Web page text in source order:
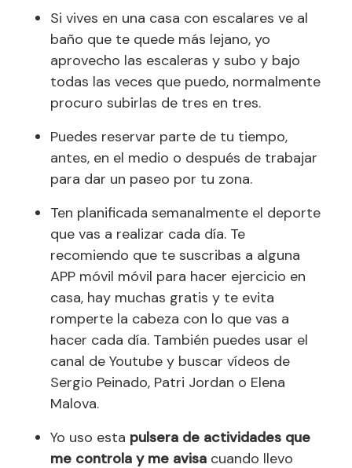
Si vives en una casa con escalares ve al
baño que te quede más lejano, yo
aprovecho las escaleras y subo y bajo
todas las veces que puedo, normalmente
procuro subirlas de tres en tres.
Puedes reservar parte de tu tiempo,
antes, en el medio o después de trabajar
para dar un paseo por tu zona.
Ten planificada semanalmente el deporte
que vas a realizar cada día. Te
recomiendo que te suscribas a alguna
APP móvil móvil para hacer ejercicio en
casa, hay muchas gratis y te evita
romperte la cabeza con lo que vas a
hacer cada día. También puedes usar el
canal de Youtube y buscar vídeos de
Sergio Peinado, Patri Jordan o Elena
Malova.
Yo uso esta pulsera de actividades que
me controla y me avisa cuando llevo